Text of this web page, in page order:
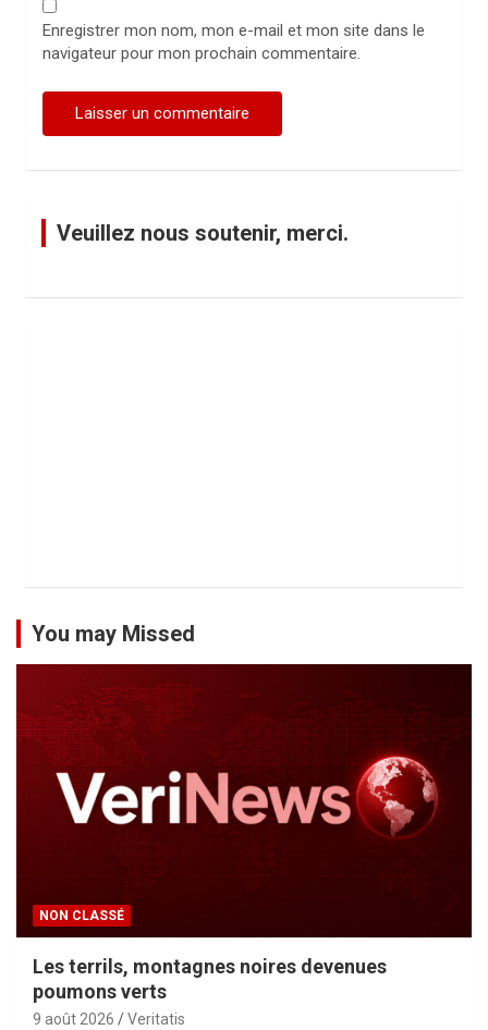
Enregistrer mon nom, mon e-mail et mon site dans le
navigateur pour mon prochain commentaire.
Veuillez nous soutenir, merci.
You may Missed
NON CLASSÉ
Les terrils, montagnes noires devenues
poumons verts
9 août 2026 Veritatis